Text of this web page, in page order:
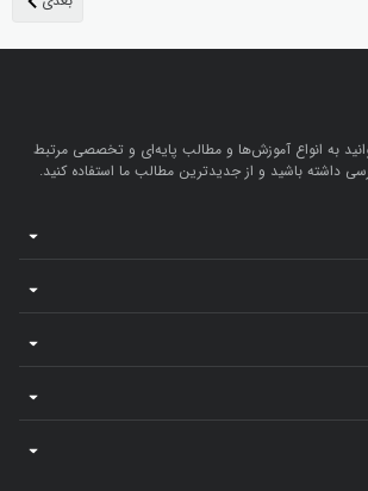
به انواع آموزش‌ها و مطالب پایه‌ای و تخصصی مرتبط
داشته باشید و از جدیدترین مطالب ما استفاده کنید.